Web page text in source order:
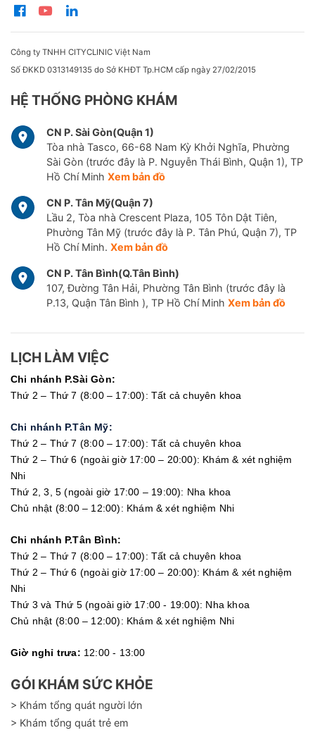
Công ty TNHH CITYCLINIC Việt Nam
Số ĐKKD 0313149135 do Sở KHĐT Tp.HCM cấp ngày 27/02/2015
HỆ THỐNG PHÒNG KHÁM
CN P. Sài Gòn(Quận 1)
Tòa nhà Tasco, 66-68 Nam Kỳ Khởi Nghĩa, Phường
Sài Gòn (trước đây là P. Nguyễn Thái Bình, Quận 1), TP
Hồ Chí Minh Xem bản đồ
CN P. Tân Mỹ(Quận 7)
Lầu 2, Tòa nhà Crescent Plaza, 105 Tôn Dật Tiên,
Phường Tân Mỹ (trước đây là P. Tân Phú, Quận 7), TP
Hồ Chí Minh. Xem bản đồ
CN P. Tân Bình(Q.Tân Bình)
107, Đường Tân Hải, Phường Tân Bình (trước đây là
P.13, Quận Tân Bình ), TP Hồ Chí Minh Xem bản đồ
LỊCH LÀM VIỆC
Chi nhánh P.Sài Gòn:
Thứ 2 – Thứ 7 (8:00 – 17:00): Tất cả chuyên khoa
Chi nhánh P.Tân Mỹ:
Thứ 2 – Thứ 7 (8:00 – 17:00): Tất cả chuyên khoa
Thứ 2 – Thứ 6 (ngoài giờ 17:00 – 20:00): Khám & xét nghiệm
Nhi
Thứ 2, 3, 5 (ngoài giờ 17:00 – 19:00): Nha khoa
Chủ nhật (8:00 – 12:00): Khám & xét nghiệm Nhi
Chi nhánh P.Tân Bình:
Thứ 2 – Thứ 7 (8:00 – 17:00): Tất cả chuyên khoa
Thứ 2 – Thứ 6 (ngoài giờ 17:00 – 20:00): Khám & xét nghiệm
Nhi
Thứ 3 và Thứ 5 (ngoài giờ 17:00 - 19:00): Nha khoa
Chủ nhật (8:00 – 12:00): Khám & xét nghiệm Nhi
Giờ nghỉ trưa: 12:00 - 13:00
GÓI KHÁM SỨC KHỎE
> Khám tổng quát người lớn
> Khám tổng quát trẻ em